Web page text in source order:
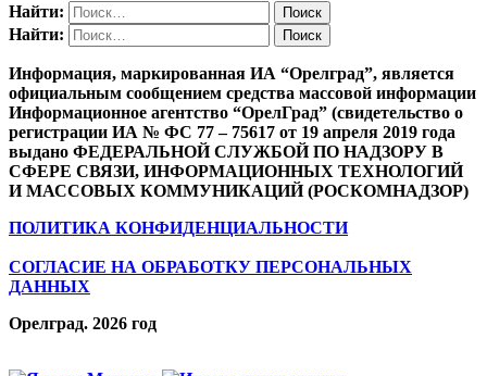
Найти:
Найти:
Информация, маркированная ИА “Орелград”, является
официальным сообщением средства массовой информации
Информационное агентство “ОрелГрад” (свидетельство о
регистрации ИА № ФС 77 – 75617 от 19 апреля 2019 года
выдано ФЕДЕРАЛЬНОЙ СЛУЖБОЙ ПО НАДЗОРУ В
СФЕРЕ СВЯЗИ, ИНФОРМАЦИОННЫХ ТЕХНОЛОГИЙ
И МАССОВЫХ КОММУНИКАЦИЙ (РОСКОМНАДЗОР)
ПОЛИТИКА КОНФИДЕНЦИАЛЬНОСТИ
СОГЛАСИЕ НА ОБРАБОТКУ ПЕРСОНАЛЬНЫХ
ДАННЫХ
Орелград. 2026 год